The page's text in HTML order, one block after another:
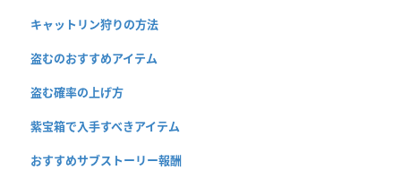
キャットリン狩りの方法
盗むのおすすめアイテム
盗む確率の上げ方
紫宝箱で入手すべきアイテム
おすすめサブストーリー報酬